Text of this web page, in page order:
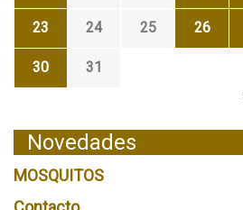
23 24 25 26
30
31
Novedades
MOSQUITOS